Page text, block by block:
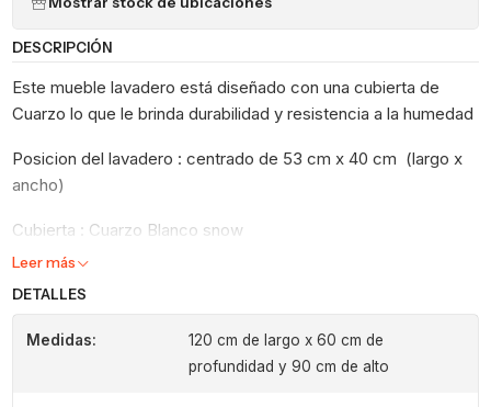
DESCRIPCIÓN
Este mueble lavadero está diseñado con una cubierta de
Cuarzo lo que le brinda durabilidad y resistencia a la humedad
Posicion del lavadero : centrado de 53 cm x 40 cm (largo x
ancho)
Cubierta : Cuarzo Blanco snow
Leer más
DETALLES
Medidas:
120 cm de largo x 60 cm de
profundidad y 90 cm de alto